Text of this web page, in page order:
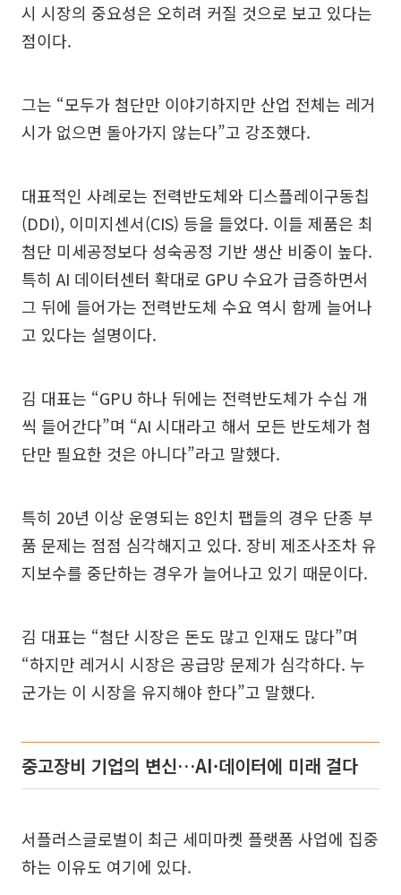
시 시장의 중요성은 오히려 커질 것으로 보고 있다는
점이다.
그는 “모두가 첨단만 이야기하지만 산업 전체는 레거
시가 없으면 돌아가지 않는다”고 강조했다.
대표적인 사례로는 전력반도체와 디스플레이구동칩
(DDI), 이미지센서(CIS) 등을 들었다. 이들 제품은 최
첨단 미세공정보다 성숙공정 기반 생산 비중이 높다.
특히 AI 데이터센터 확대로 GPU 수요가 급증하면서
그 뒤에 들어가는 전력반도체 수요 역시 함께 늘어나
고 있다는 설명이다.
김 대표는 “GPU 하나 뒤에는 전력반도체가 수십 개
씩 들어간다”며 “AI 시대라고 해서 모든 반도체가 첨
단만 필요한 것은 아니다”라고 말했다.
특히 20년 이상 운영되는 8인치 팹들의 경우 단종 부
품 문제는 점점 심각해지고 있다. 장비 제조사조차 유
지보수를 중단하는 경우가 늘어나고 있기 때문이다.
김 대표는 “첨단 시장은 돈도 많고 인재도 많다”며
“하지만 레거시 시장은 공급망 문제가 심각하다. 누
군가는 이 시장을 유지해야 한다”고 말했다.
중고장비 기업의 변신…AI·데이터에 미래 걸다
서플러스글로벌이 최근 세미마켓 플랫폼 사업에 집중
하는 이유도 여기에 있다.